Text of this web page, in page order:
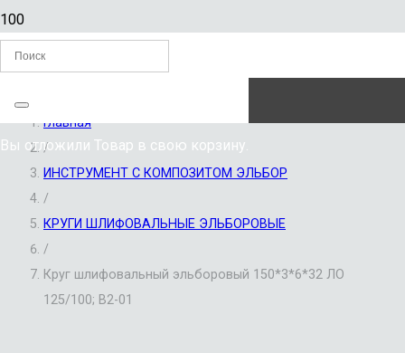
ЗАКАЗАТЬ ЗВОНОК
Вы отложили Товар в свою корзину.
Главная
/
ИНСТРУМЕНТ С КОМПОЗИТОМ ЭЛЬБОР
/
КРУГИ ШЛИФОВАЛЬНЫЕ ЭЛЬБОРОВЫЕ
/
Круг шлифовальный эльборовый 150*3*6*32 ЛО
125/100; В2-01